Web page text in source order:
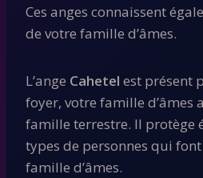
Ces anges connaissent
de votre famille d’âmes.
L’ange Cahetel est présent
foyer, votre famille d’âmes
famille terrestre. Il protège
types de personnes qui
famille d’âmes.